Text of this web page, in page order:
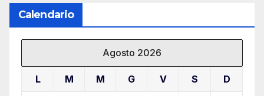
Calendario
Agosto 2026
L M M G V S D